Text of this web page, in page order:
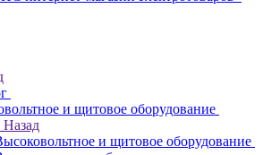
и щитовое оборудование
Назад
и щитовое оборудование